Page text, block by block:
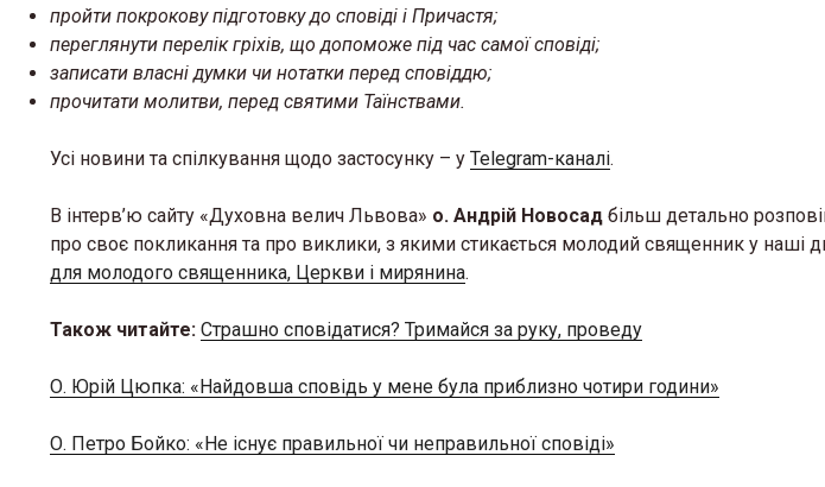
пройти покрокову підготовку до сповіді і Причастя;
переглянути перелік гріхів, що допоможе під час самої сповіді;
записати власні думки чи нотатки перед сповіддю;
прочитати молитви, перед святими Таїнствами.
Усі новини та спілкування щодо застосунку – у Telegram-каналі.
В інтерв’ю сайту «Духовна велич Львова» о. Андрій Новосад більш детально
про своє покликання та про виклики, з якими стикається молодий священник у наші
для молодого священника, Церкви і мирянина.
Також читайте: Страшно сповідатися? Тримайся за руку, проведу
О. Юрій Цюпка: «Найдовша сповідь у мене була приблизно чотири години»
О. Петро Бойко: «Не існує правильної чи неправильної сповіді»
тепло»: у Львові з’явиться